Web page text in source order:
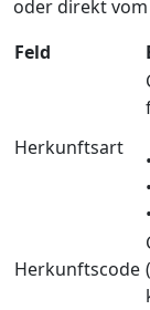
oder direkt
Feld
Herkunftsart
Herkunftscode